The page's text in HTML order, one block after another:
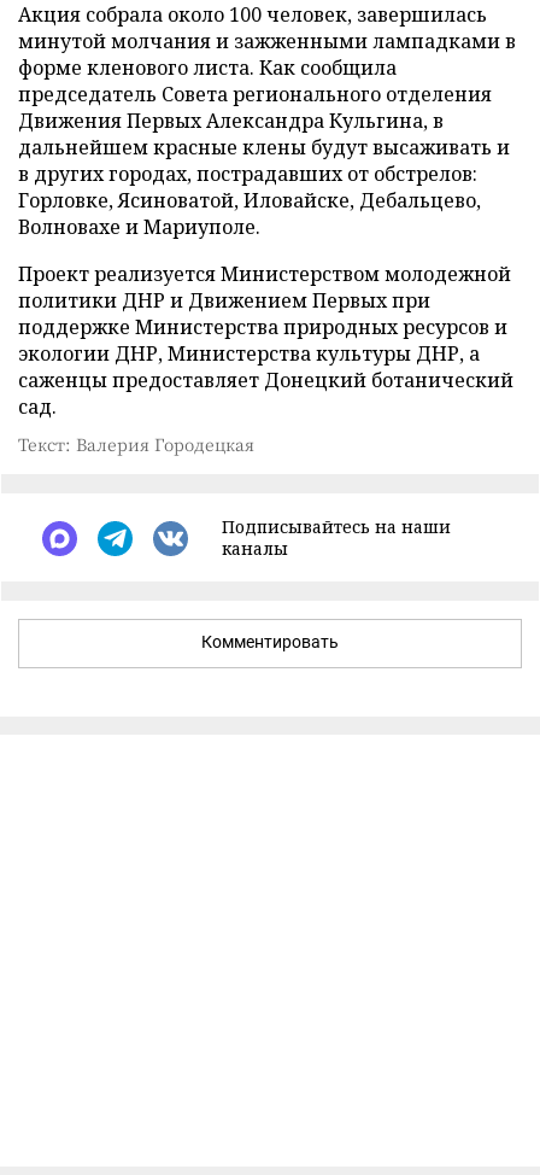
Акция собрала около 100 человек, завершилась
минутой молчания и зажженными лампадками в
форме кленового листа. Как сообщила
председатель Совета регионального отделения
Движения Первых Александра Кульгина, в
дальнейшем красные клены будут высаживать и
в других городах, пострадавших от обстрелов:
Горловке, Ясиноватой, Иловайске, Дебальцево,
Волновахе и Мариуполе.
Проект реализуется Министерством молодежной
политики ДНР и Движением Первых при
поддержке Министерства природных ресурсов и
экологии ДНР, Министерства культуры ДНР, а
саженцы предоставляет Донецкий ботанический
сад.
Текст: Валерия Городецкая
Подписывайтесь на наши
каналы
Комментировать